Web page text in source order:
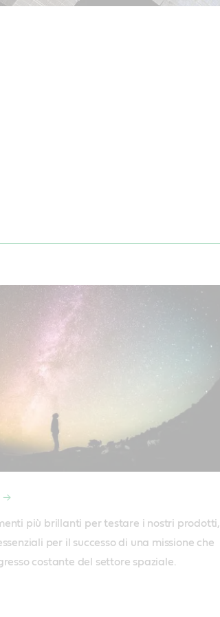
più brillanti per testare i nostri prodotti,
per il successo di una missione che
costante del settore spaziale.